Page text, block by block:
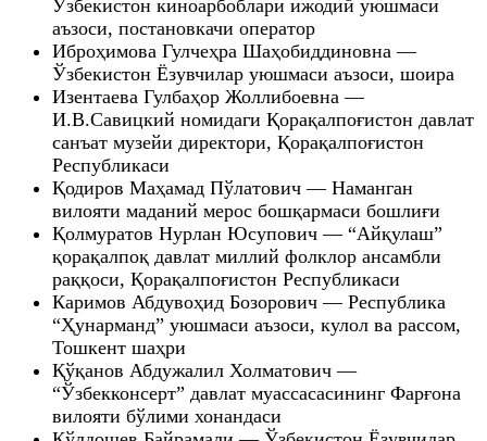
Ўзбекистон киноарбоблари ижодий уюшмаси
аъзоси, постановкачи оператор
Иброҳимова Гулчеҳра Шаҳобиддиновна —
Ўзбекистон Ёзувчилар уюшмаси аъзоси, шоира
Изентаева Гулбаҳор Жоллибоевна —
И.В.Савицкий номидаги Қорақалпоғистон давлат
санъат музейи директори, Қорақалпоғистон
Республикаси
Қодиров Маҳамад Пўлатович — Наманган
вилояти маданий мерос бошқармаси бошлиғи
Қолмуратов Нурлан Юсупович — “Айқулаш”
қорақалпоқ давлат миллий фолклор ансамбли
раққоси, Қорақалпоғистон Республикаси
Каримов Абдувоҳид Бозорович — Республика
“Ҳунарманд” уюшмаси аъзоси, кулол ва рассом,
Тошкент шаҳри
Қўқанов Абдужалил Холматович —
“Ўзбекконсерт” давлат муассасасининг Фарғона
вилояти бўлими хонандаси